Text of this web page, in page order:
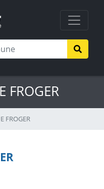
FROGER
FROGER